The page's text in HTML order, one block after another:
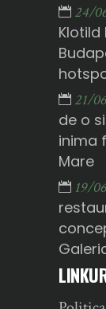
24/
Klotild
21/
de o
inima
Mare
19/